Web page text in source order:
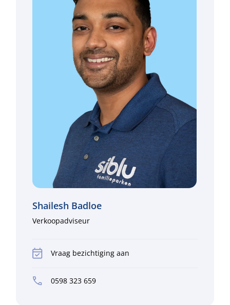
Shailesh Badloe
Verkoopadviseur
Vraag bezichtiging aan
0598 323 659